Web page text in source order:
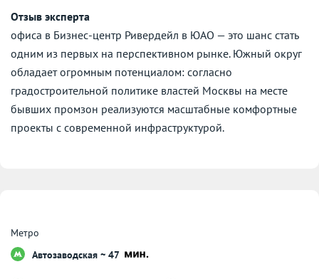
Отзыв эксперта
офиса в Бизнес-центр Ривердейл в ЮАО — это шанс стать
одним из первых на перспективном рынке. Южный округ
обладает огромным потенциалом: согласно
градостроительной политике властей Москвы на месте
бывших промзон реализуются масштабные комфортные
проекты с современной инфраструктурой.
Метро
Автозаводская ~ 47